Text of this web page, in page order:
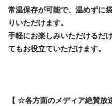
常温保存が可能で、温めずに
りいただけます。
手軽にお楽しみいただけるだ
てもお役立ていただけます。
【 ☆各方面のメディア絶賛放